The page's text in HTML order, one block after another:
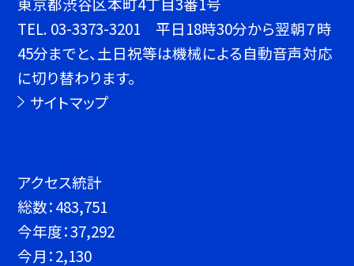
TEL. 03-3373-3201 平日18時30分から翌朝７時
45分までと、土日祝等は機械による自動音声対応
に切り替わります。
サイトマップ
アクセス統計
総数：483,751
今年度：37,292
今月：2,130